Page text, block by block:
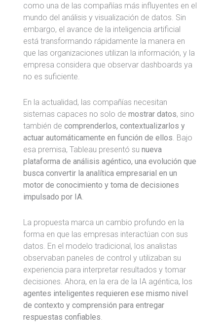
como una de las compañías más influyentes en el
mundo del análisis y visualización de datos. Sin
embargo, el avance de la inteligencia artificial
está transformando rápidamente la manera en
que las organizaciones utilizan la información, y la
empresa considera que observar dashboards ya
no es suficiente.
En la actualidad, las compañías necesitan
sistemas capaces no solo demostrar datos, sino
también decomprenderlos, contextualizarlos y
actuar automáticamente en función de ellos. Bajo
esa premisa, Tableau presentó sunueva
plataforma de análisis agéntico, una evolución que
busca convertir la analítica empresarial en un
motor de conocimiento y toma de decisiones
impulsado por IA.
La propuesta marca un cambio profundo en la
forma en que las empresas interactúan con sus
datos. En el modelo tradicional, los analistas
observaban paneles de control y utilizaban su
experiencia para interpretar resultados y tomar
decisiones. Ahora, en la era de la IA agéntica, los
agentes inteligentes requieren ese mismo nivel
de contexto y comprensión para entregar
respuestas confiables.